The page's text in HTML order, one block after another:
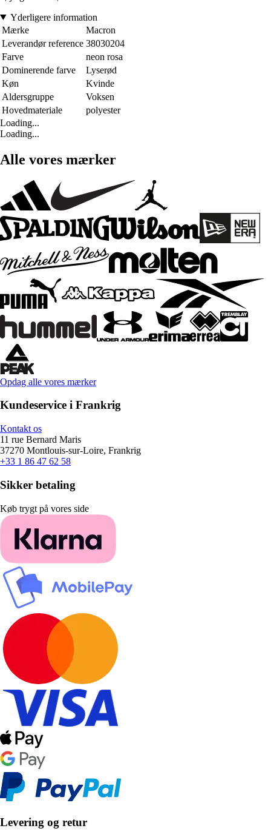
Yderligere information
Mærke
Macron
Leverandør reference 38030204
Farve
neon rosa
Dominerende farve
Lyserød
Køn
Kvinde
Aldersgruppe
Voksen
Hovedmateriale
polyester
Loading...
Loading...
Alle vores mærker
Opdag alle vores mærker
Kundeservice i Frankrig
Kontakt os
11 rue Bernard Maris
37270 Montlouis-sur-Loire, Frankrig
+33 1 86 47 62 58
Sikker betaling
Køb trygt på vores side
Levering og retur